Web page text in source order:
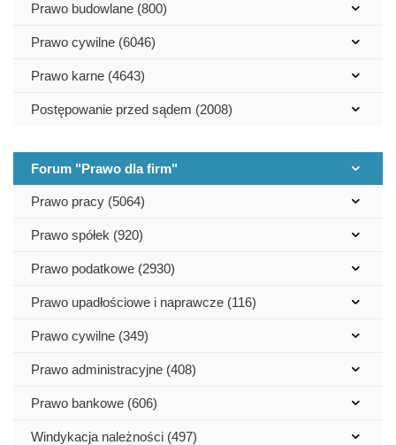
Prawo budowlane (800)
Prawo cywilne (6046)
Prawo karne (4643)
Postępowanie przed sądem (2008)
Forum "Prawo dla firm"
Prawo pracy (5064)
Prawo spółek (920)
Prawo podatkowe (2930)
Prawo upadłościowe i naprawcze (116)
Prawo cywilne (349)
Prawo administracyjne (408)
Prawo bankowe (606)
Windykacja należności (497)